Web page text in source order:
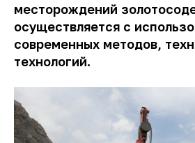
месторождений
осуществляется с
современных методов,
технологий.